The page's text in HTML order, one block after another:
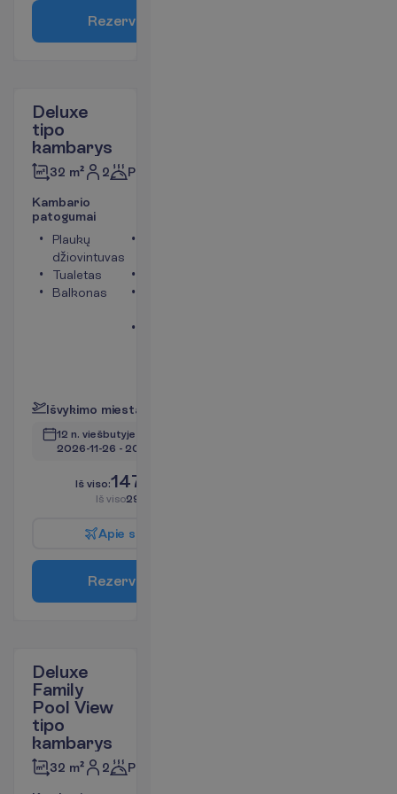
Rezervu
Deluxe
tipo
kambarys
32 m² 2 Pusryčiai
Kambario
patogumai
Plaukų
džiovintuvas
Tualetas
Balkonas
Išvykimo miesta
12 n. viešbutyje
2026-11-26 - 2026-12-09
Iš viso:1475.00
Iš viso2950.00
Apie s
Rezervu
Deluxe
Family
Pool View
tipo
kambarys
32 m² 2 Pusryčiai